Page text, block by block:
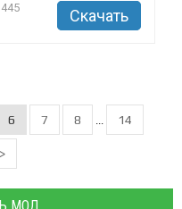
445 Скачать
6 7 8 ... 14
>